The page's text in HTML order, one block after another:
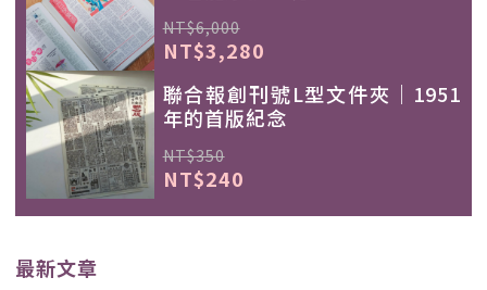
NT$6,000
NT$3,280
聯合報創刊號L型文件夾｜1951
年的首版紀念
NT$350
NT$240
最新文章